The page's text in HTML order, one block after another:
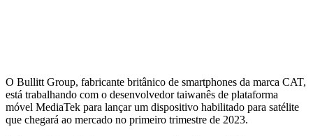
O Bullitt Group, fabricante britânico de smartphones da marca CAT,
está trabalhando com o desenvolvedor taiwanês de plataforma
móvel MediaTek para lançar um dispositivo habilitado para satélite
que chegará ao mercado no primeiro trimestre de 2023.